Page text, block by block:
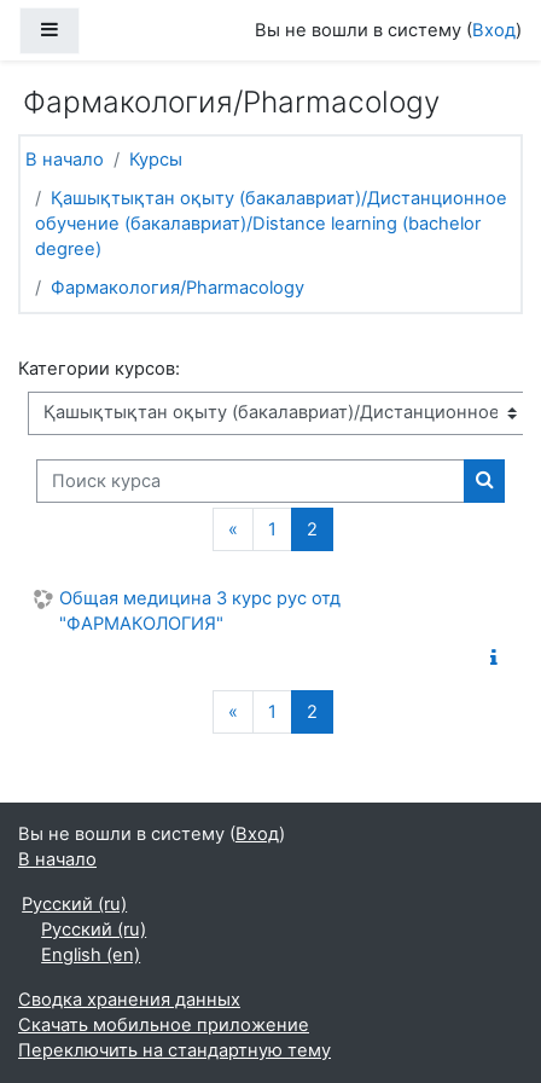
Вы не вошли в систему (Вход)
Фармакология/Pharmacology
В начало
Курсы
Қашықтықтан оқыту (бакалавриат)/Дистанционное
обучение (бакалавриат)/Distance learning (bachelor
degree)
Фармакология/Pharmacology
Категории курсов:
Поиск курса
Поиск
«Предыдущая страница
1 2(текущая)
Общая медицина 3 курс рус отд
"ФАРМАКОЛОГИЯ"
«Предыдущая страница
1 2(текущая)
Вы не вошли в систему (Вход)
В начало
Русский ‎(ru)‎
Русский ‎(ru)‎
English ‎(en)‎
Сводка хранения данных
Скачать мобильное приложение
Переключить на стандартную тему